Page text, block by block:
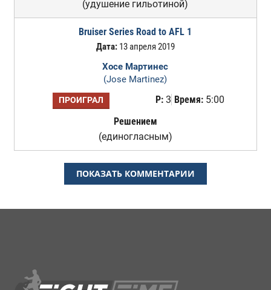
(удушение гильотиной)
Bruiser Series Road to AFL 1
Дата:13 апреля 2019
Хосе Мартинес
(Jose Martinez)
ПРОИГРАЛ Р:3 Время:5:00
Решением
(единогласным)
ПОКАЗАТЬ КОММЕНТАРИИ